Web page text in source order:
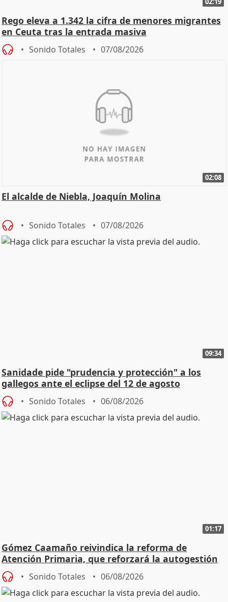
Rego eleva a 1.342 la cifra de menores migrantes
en Ceuta tras la entrada masiva
Sonido Totales 07/08/2026
02:08
El alcalde de Niebla, Joaquín Molina
Sonido Totales 07/08/2026
09:34
Sanidade pide "prudencia y protección" a los
gallegos ante el eclipse del 12 de agosto
Sonido Totales 06/08/2026
01:17
Gómez Caamaño reivindica la reforma de
Atención Primaria, que reforzará la autogestión
Sonido Totales 06/08/2026